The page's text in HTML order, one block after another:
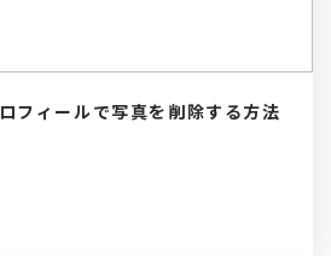
フィールで写真を削除する方法